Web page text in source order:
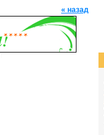
« назад